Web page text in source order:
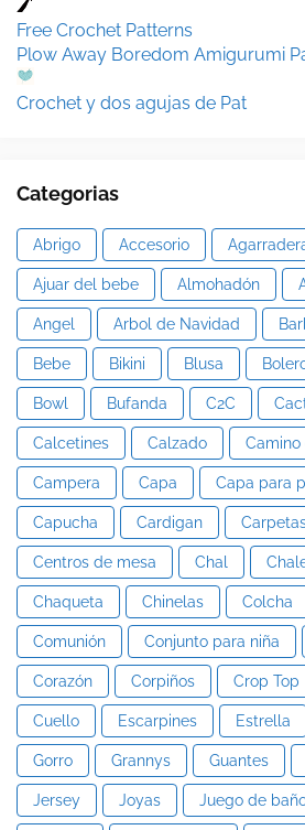
Free Crochet Patterns
Plow Away Boredom Amigurumi
Crochet y dos agujas de Pat
Categorias
Abrigo Accesorio
Ajuar del bebe Almohadón
Angel Arbol de Navidad
Bebe Bikini Blusa
Bowl Bufanda C2C
Calcetines Calzado Camino
Campera Capa Capa para
Capucha Cardigan
Centros de mesa Chal
Chaqueta Chinelas Colcha
Comunión Conjunto para niña
Corazón Corpiños Crop Top
Cuello Escarpines Estrella
Gorro Grannys Guantes
Jersey Joyas Juego de